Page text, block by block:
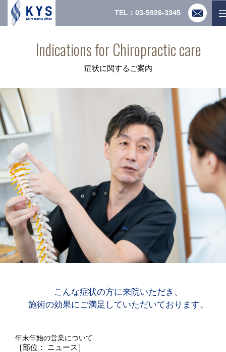
TEL：03-5926-3345
Indications for Chiropractic care
症状に関するご案内
こんな症状の方に来院いただき、
施術の効果にご満足していただいております。
年末年始の営業について
［部位： ニュース］